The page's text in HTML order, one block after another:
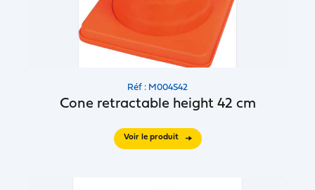
Réf : M004S42
Cone retractable height 42 cm
Voir le produit